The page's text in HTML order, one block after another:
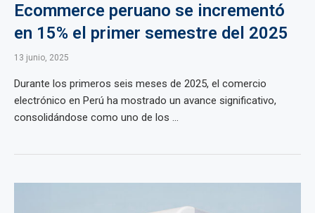
Ecommerce peruano se incrementó
en 15% el primer semestre del 2025
13 junio, 2025
Durante los primeros seis meses de 2025, el comercio
electrónico en Perú ha mostrado un avance significativo,
consolidándose como uno de los ...